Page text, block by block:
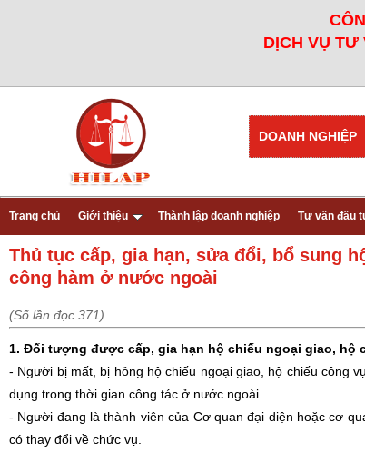
DỊCH VỤ TƯ
DOANH NGHIỆP
Trang chủ Giới thiệu Thành lập doanh nghiệp Tư vấn đầu
Thủ tục cấp, gia hạn, sửa đổi, bổ sung
công hàm ở nước ngoài
(Số lần đọc 371)
1. Đối tượng được cấp, gia hạn hộ chiếu ngoại giao, hộ
- Người bị mất, bị hỏng hộ chiếu ngoại giao, hộ chiếu công
dụng trong thời gian công tác ở nước ngoài.
- Người đang là thành viên của Cơ quan đại diện hoặc cơ
có thay đổi về chức vụ.